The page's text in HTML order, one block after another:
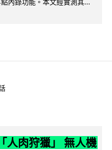
內錄功能。本文經實測其...
人肉狩獵」 無人機